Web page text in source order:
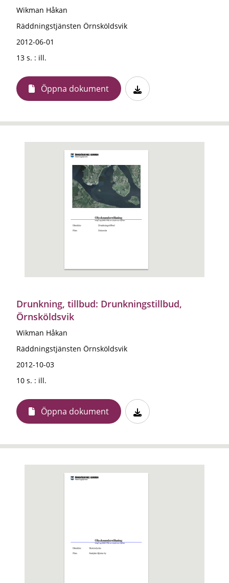
Wikman Håkan
Räddningstjänsten Örnsköldsvik
2012-06-01
13 s. : ill.
Öppna dokument
Drunkning, tillbud: Drunkningstillbud,
Örnsköldsvik
Wikman Håkan
Räddningstjänsten Örnsköldsvik
2012-10-03
10 s. : ill.
Öppna dokument